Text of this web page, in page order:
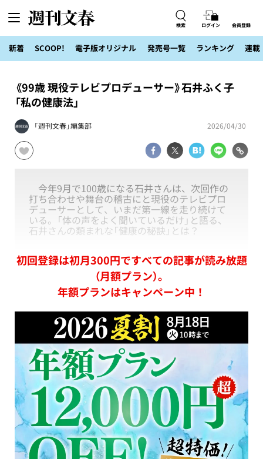
検索 ログイン 会員登録
新着 SCOOP! 電子版オリジナル 発売号一覧 ランキング 連載
《99歳 現役テレビプロデューサー》石井ふく子
「私の健康法」
「週刊文春」編集部 2026/04/30
今年9月で100歳になる石井さんは、次回作の
打ち合わせや舞台の稽古にと現役のテレビプロ
デューサーとして、いまだ第一線を走り続けて
いる。「体の声をよく聞いているだけ」と語る、
石井さんの類まれな「健康の秘訣」とは？
初回登録は初月300円ですべての記事が読み放題
（月額プラン）。
年額プランはキャンペーン中！